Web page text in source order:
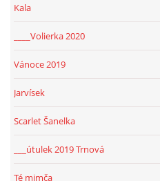
Kala
____Volierka 2020
Vánoce 2019
Jarvísek
Scarlet Šanelka
___útulek 2019 Trnová
Té mimča